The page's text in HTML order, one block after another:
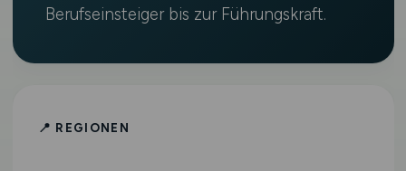
Berufseinsteiger bis zur Führungskraft.
📍 REGIONEN